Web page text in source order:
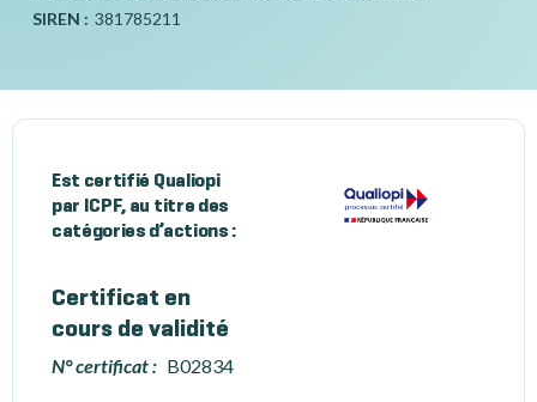
SIREN : 381785211
Est certifié Qualiopi
par ICPF, au titre des
catégories d’actions :
Certificat en
cours de validité
N° certificat : B02834